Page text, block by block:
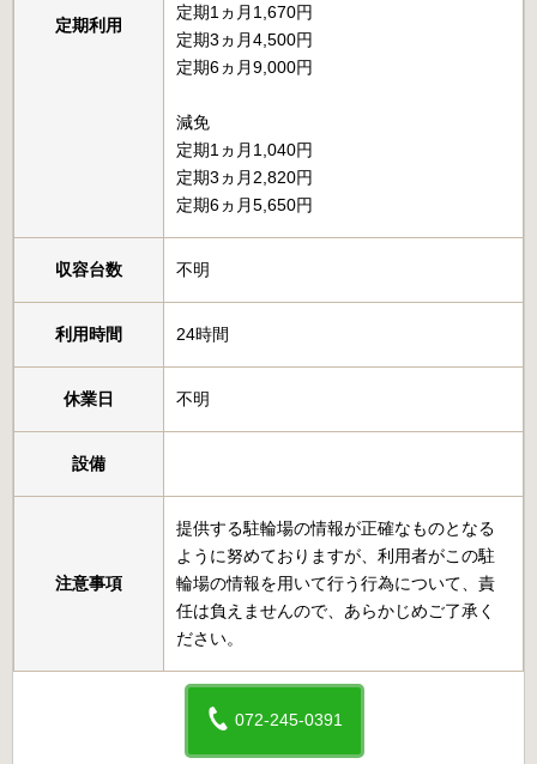
定期利用
定期1ヵ月1,670円
定期3ヵ月4,500円
定期6ヵ月9,000円
減免
定期1ヵ月1,040円
定期3ヵ月2,820円
定期6ヵ月5,650円
収容台数 不明
利用時間 24時間
休業日 不明
設備
注意事項
提供する駐輪場の情報が正確なものとなる
ように努めておりますが、利用者がこの駐
輪場の情報を用いて行う行為について、責
任は負えませんので、あらかじめご了承く
ださい。
072-245-0391